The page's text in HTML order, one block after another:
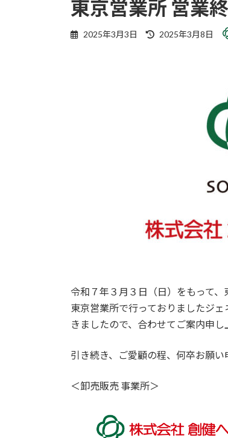
東京営業所 営業
2025年3月3日
最
2025年3月8日
令和７年３月３日（日）をもって、
東京営業所で行っておりましたジ
きましたので、合わせてご案内申し
引き続き、ご愛顧の程、何卒お願い
＜卸売販売 事業所＞